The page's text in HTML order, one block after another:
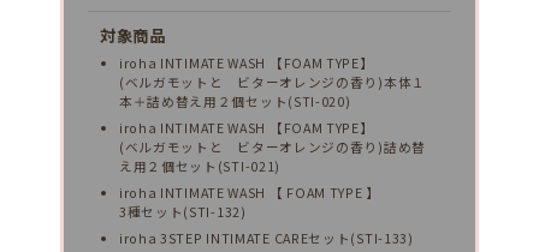
対象商品
iroha INTIMATE WASH 【FOAM TYPE】
(ベルガモットと ビターオレンジの香り)本体１
本＋詰め替え用２個セット(STI-020)
iroha INTIMATE WASH 【FOAM TYPE】
(ベルガモットと ビターオレンジの香り)詰め替
え用２個セット(STI-021)
iroha INTIMATE WASH 【 FOAM TYPE 】
3種セット(STI-132)
iroha 3STEP INTIMATE CAREセット(STI-133)